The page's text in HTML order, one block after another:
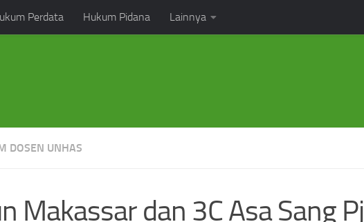
Perdata Hukum Pidana Lainnya
DOSEN UNHAS
Makassar dan 3C Asa Sang